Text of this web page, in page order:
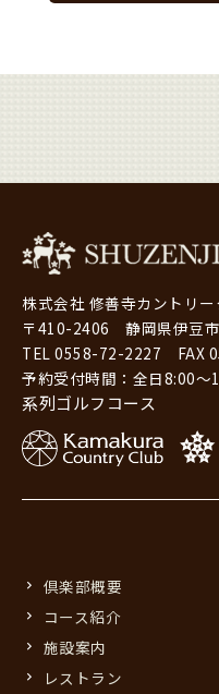
株式会社 修善寺カントリ
〒410-2406 静岡県伊豆
TEL 0558-72-2227 FAX
予約受付時間：全日8:00～
系列ゴルフコース
倶楽部概要
コース紹介
施設案内
レストラン